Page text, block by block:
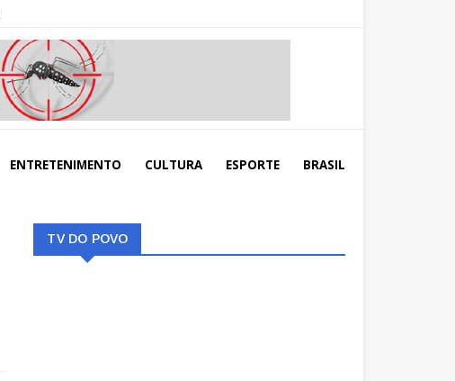
ENTRETENIMENTO CULTURA ESPORTE BRASIL
TV DO POVO